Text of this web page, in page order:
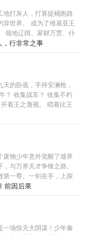
地打灰人，打算提桶跑路
异世界。 成为了维基亚王
领地辽阔、家财万贯、仆
、爱民如子、兄友弟
高起点罕有。 可惜，已经
《土木狗穿越异世界》
、种田、低魔、欢乐向
行非常之事
的卧底，手持安澜枪，
？ 收集战车？ 收集不朽
着王之蔑视。 唱着比王
打进九天，干废一帮二五
！
废物少年意外觉醒了墟界
与万界天才争锋之路。
第一尊。一剑在手，上探
让天下万剑朝宗！
前因后果
一场惊天大阴谋！少年秦